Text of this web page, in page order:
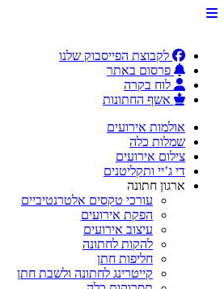
לקבוצת הפייסבוק שלנו
פרסום באתר
לוח בקרה
אשף החתונות
אולמות אירועים
שמלות כלה
צילום אירועים
די ג’יי ותקליטנים
ארגון חתונה
עורכי טקסים אלטרנטיביים
הפקת אירועים
עיצוב אירועים
להקות לחתונה
חליפות חתן
קייטרינג לחתונה ולשבת חתן